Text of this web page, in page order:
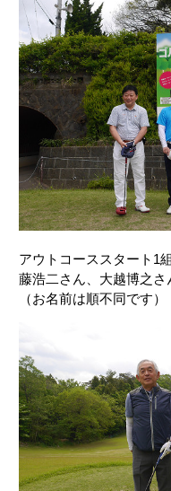
アウトコーススタート1
藤浩二さん、大越博之さ
（お名前は順不同です）